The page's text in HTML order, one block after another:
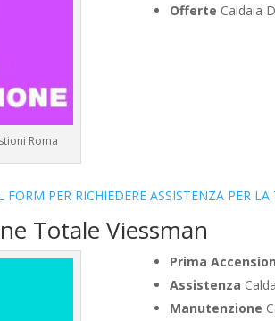
Roma
Offerte Caldaia
PER RICHIEDERE ASSISTENZA PER
Totale Viessman
Prima
Assistenza
Manutenzione